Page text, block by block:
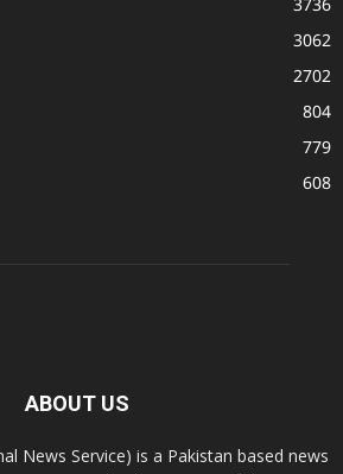
3736
3062
2702
804
779
608
ABOUT US
News Service) is a Pakistan based news